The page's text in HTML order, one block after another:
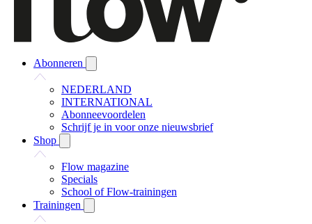
Abonneren
NEDERLAND
INTERNATIONAL
Abonneevoordelen
Schrijf je in voor onze nieuwsbrief
Shop
Flow magazine
Specials
School of Flow-trainingen
Trainingen